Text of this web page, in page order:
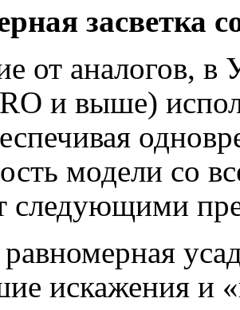
засветка
от аналогов,
и выше)
модели со
следующими
искажения и